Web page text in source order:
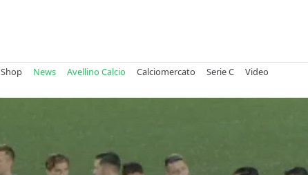
Shop News Avellino Calcio Calciomercato Serie C
Video